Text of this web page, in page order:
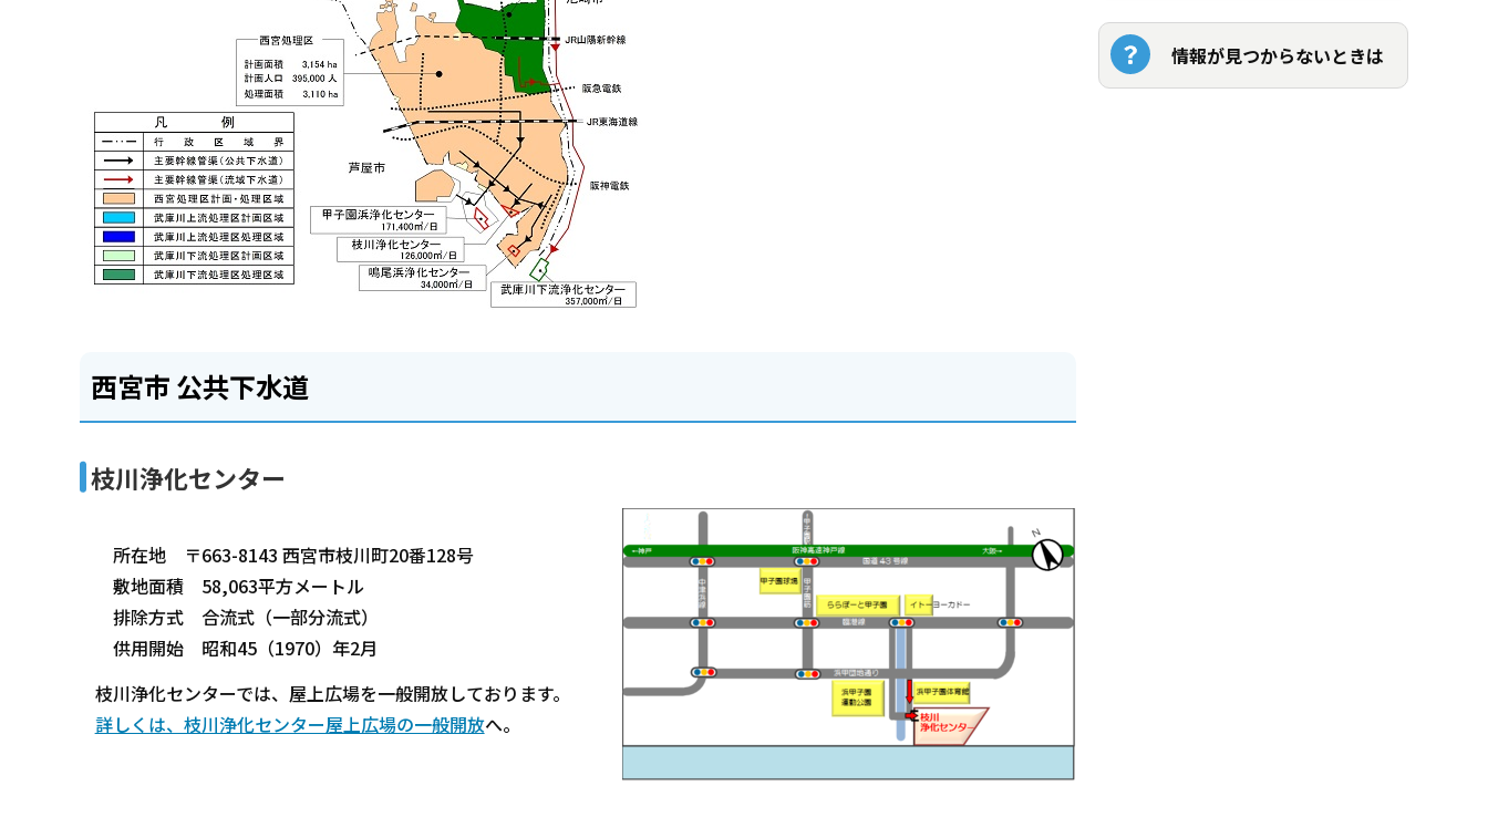
西宮市 公共下水道
枝川浄化センター
所在地 〒663-8143 西宮市枝川町20番128号
敷地面積 58,063平方メートル
排除方式 合流式（一部分流式）
供用開始 昭和45（1970）年2月
枝川浄化センターでは、屋上広場を一般開放しております。
詳しくは、枝川浄化センター屋上広場の一般開放へ。
情報が見つからないときは